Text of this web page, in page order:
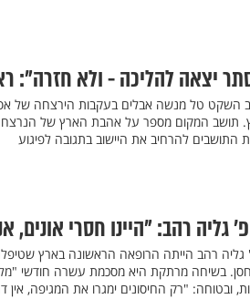
יצאה להליכה - ולא חזרה":
תושב המקום מספר על אהבת הארץ של
התושבים להרחיב את היישוב בתגובה לפיגוע
גליה רהב: "היינו חסרי אונים,
גליה רהב הייתה הרופאה הראשונה בארץ
בשיחה מרתקת היא מסכמת עשרה חודשי
ובטוחה: "רק החיסונים ימגרו את המגיפה,